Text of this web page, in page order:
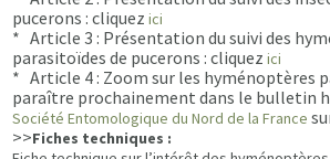
pucerons : cliquezici
* Article 3 : Présentation du suivi des
parasitoïdes de pucerons : cliquezici
* Article 4 : Zoom sur les hyménoptères
paraître prochainement dans le bulletin
Société Entomologique du Nord de la France
>>Fiches techniques :